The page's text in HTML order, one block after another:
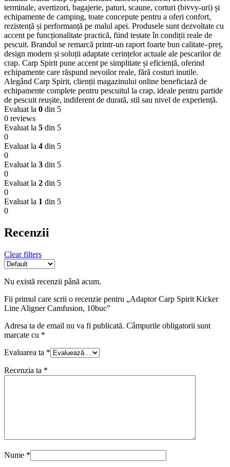
terminale, avertizori, bagajerie, paturi, scaune, corturi (bivvy-uri) și
echipamente de camping, toate concepute pentru a oferi confort,
rezistență și performanță pe malul apei. Produsele sunt dezvoltate cu
accent pe funcționalitate practică, fiind testate în condiții reale de
pescuit. Brandul se remarcă printr-un raport foarte bun calitate–preț,
design modern și soluții adaptate cerințelor actuale ale pescarilor de
crap. Carp Spirit pune accent pe simplitate și eficiență, oferind
echipamente care răspund nevoilor reale, fără costuri inutile.
Alegând Carp Spirit, clienții magazinului online beneficiază de
echipamente complete pentru pescuitul la crap, ideale pentru partide
de pescuit reușite, indiferent de durată, stil sau nivel de experiență.
Evaluat la 0 din 5
0 reviews
Evaluat la 5 din 5
0
Evaluat la 4 din 5
0
Evaluat la 3 din 5
0
Evaluat la 2 din 5
0
Evaluat la 1 din 5
0
Recenzii
Clear filters
Nu există recenzii până acum.
Fii primul care scrii o recenzie pentru „Adaptor Carp Spirit Kicker
Line Aligner Camfusion, 10buc”
Adresa ta de email nu va fi publicată. Câmpurile obligatorii sunt
marcate cu *
Evaluarea ta *
Recenzia ta *
Nume *